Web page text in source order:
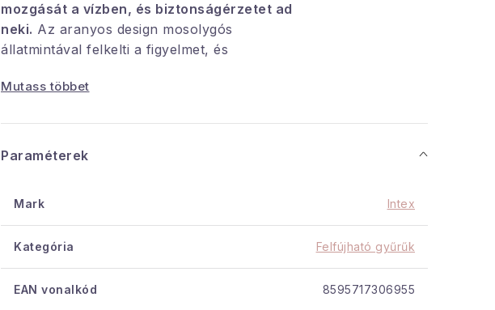
mozgását a vízben, és biztonságérzetet ad
neki. Az aranyos design mosolygós
állatmintával felkelti a figyelmet, és
ajánlott életkor 8 év
Mutass többet
Paraméterek
Mark Intex
Kategória Felfújható gyűrűk
EAN vonalkód 8595717306955